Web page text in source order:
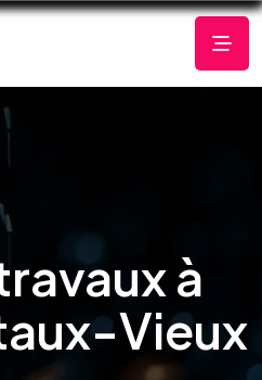
à
Vieux